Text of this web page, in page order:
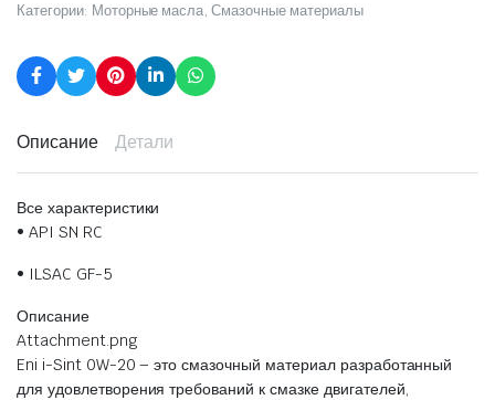
Категории: Моторные масла,Смазочные материалы
Описание Детали
Все характеристики
• API SN RC
• ILSAC GF-5
Описание
Attachment.png
Eni i-Sint 0W-20 – это смазочный материал разработанный
для удовлетворения требований к смазке двигателей,